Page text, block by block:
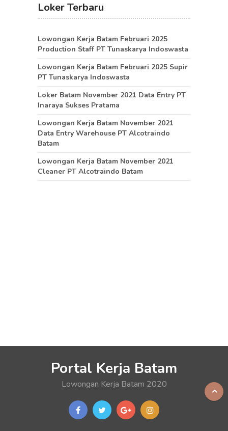
Loker Terbaru
Lowongan Kerja Batam Februari 2025
Production Staff PT Tunaskarya Indoswasta
Lowongan Kerja Batam Februari 2025 Supir
PT Tunaskarya Indoswasta
Loker Batam November 2021 Data Entry PT
Inaraya Sukses Pratama
Lowongan Kerja Batam November 2021
Data Entry Warehouse PT Alcotraindo
Batam
Lowongan Kerja Batam November 2021
Cleaner PT Alcotraindo Batam
Portal Kerja Batam
Lowongan Kerja Batam 2020